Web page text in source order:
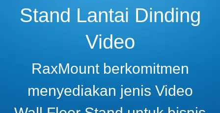
Stand Lantai Dinding
Video
RaxMount berkomitmen
menyediakan jenis Video